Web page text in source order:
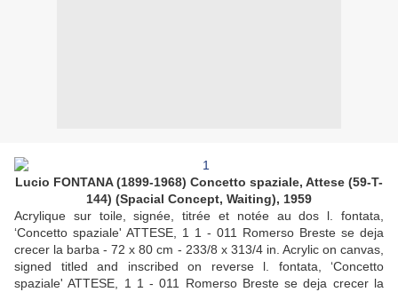
Lucio FONTANA (1899-1968) Concetto spaziale, Attese (59-T-
144) (Spacial Concept, Waiting), 1959
Acrylique sur toile, signée, titrée et notée au dos l. fontata,
‘Concetto spaziale' ATTESE, 1 1 - 011 Romerso Breste se deja
crecer la barba - 72 x 80 cm - 233/8 x 313/4 in. Acrylic on canvas,
signed titled and inscribed on reverse l. fontata, ‘Concetto
spaziale' ATTESE, 1 1 - 011 Romerso Breste se deja crecer la